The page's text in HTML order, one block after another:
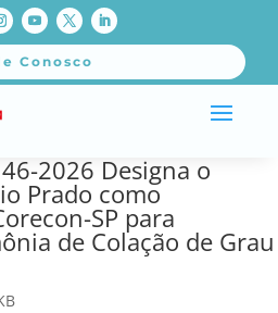
Conosco
2026 Designa o
Prado como
SP para
de Colação de Grau